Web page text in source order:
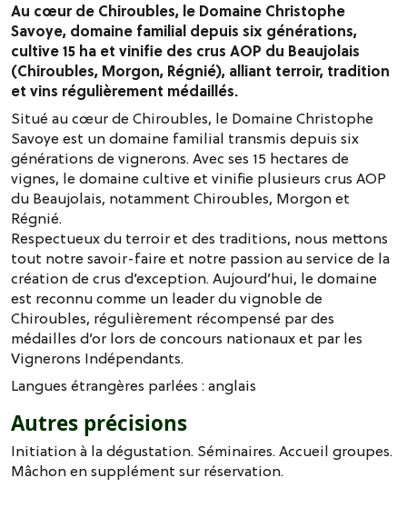
Au cœur de Chiroubles, le Domaine Christophe
Savoye, domaine familial depuis six générations,
cultive 15 ha et vinifie des crus AOP du Beaujolais
(Chiroubles, Morgon, Régnié), alliant terroir, tradition
et vins régulièrement médaillés.
Situé au cœur de Chiroubles, le Domaine Christophe
Savoye est un domaine familial transmis depuis six
générations de vignerons. Avec ses 15 hectares de
vignes, le domaine cultive et vinifie plusieurs crus AOP
du Beaujolais, notamment Chiroubles, Morgon et
Régnié.
Respectueux du terroir et des traditions, nous mettons
tout notre savoir-faire et notre passion au service de la
création de crus d’exception. Aujourd’hui, le domaine
est reconnu comme un leader du vignoble de
Chiroubles, régulièrement récompensé par des
médailles d’or lors de concours nationaux et par les
Vignerons Indépendants.
Langues étrangères parlées :anglais
Autres précisions
Initiation à la dégustation. Séminaires. Accueil groupes.
Mâchon en supplément sur réservation.